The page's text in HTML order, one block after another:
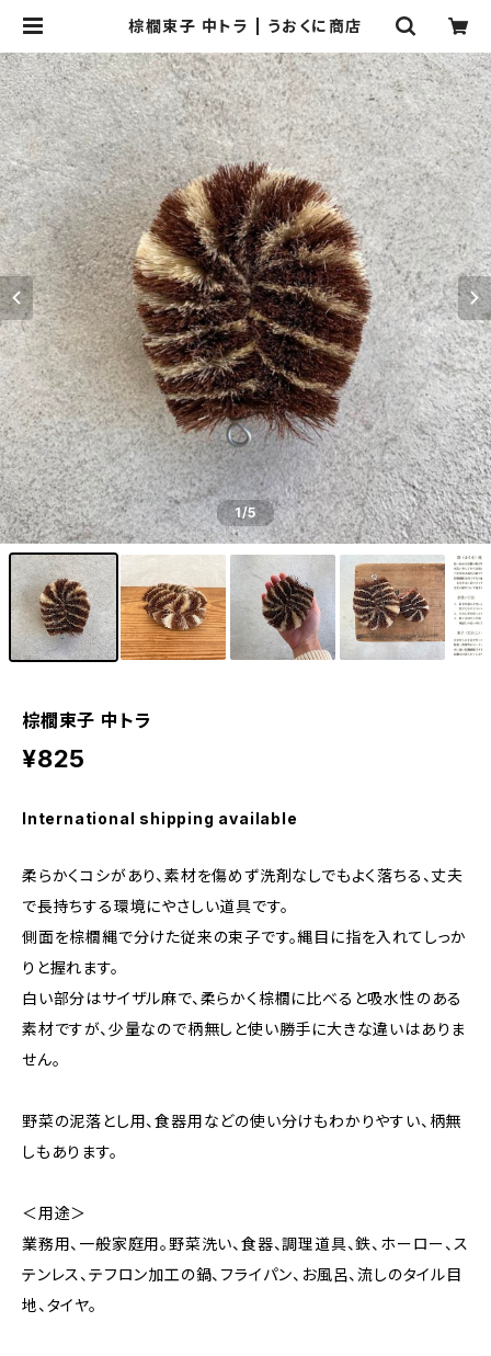
棕櫚束子 中トラ | うおくに商店
1/5
棕櫚束子 中トラ
¥825
International shipping available
柔らかくコシがあり、素材を傷めず洗剤なしでもよく落ちる、丈夫
で長持ちする環境にやさしい道具です。
側面を棕櫚縄で分けた従来の束子です。縄目に指を入れてしっか
りと握れます。
白い部分はサイザル麻で、柔らかく棕櫚に比べると吸水性のある
素材ですが、少量なので柄無しと使い勝手に大きな違いはありま
せん。
野菜の泥落とし用、食器用などの使い分けもわかりやすい、柄無
しもあります。
＜用途＞
業務用、一般家庭用。野菜洗い、食器、調理道具、鉄、ホーロー、ス
テンレス、テフロン加工の鍋、フライパン、お風呂、流しのタイル目
地、タイヤ。